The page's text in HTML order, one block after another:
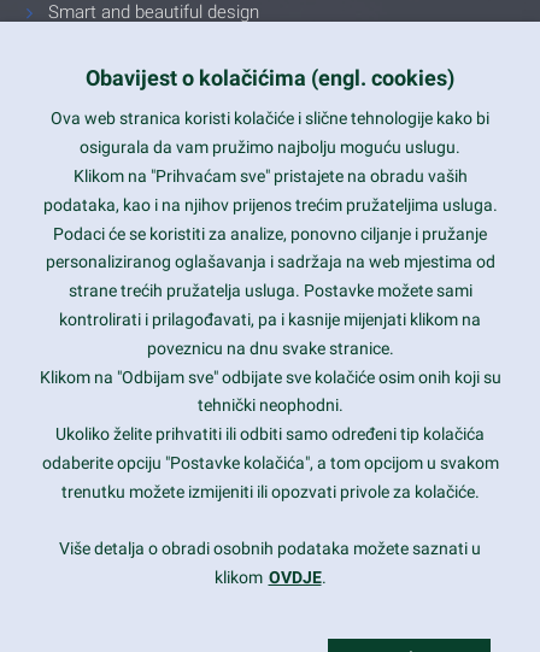
Smart and beautiful design
Latest trends and much more...
Contact Info
1600 Amphitheatre Parkway, Mountain View, CA 94043
prothemes.net@gmail.com
Daily: 9:00 am - 6:00 pm
Sunday: Closed
Copyright 2017FRESHFACE© All Rights Reserved
Obavijest o kolačićima (engl. cookies)
Ova web stranica koristi kolačiće i slične tehnologije kako bi
osigurala da vam pružimo najbolju moguću uslugu.
Klikom na "Prihvaćam sve" pristajete na obradu vaših
podataka, kao i na njihov prijenos trećim pružateljima usluga.
Podaci će se koristiti za analize, ponovno ciljanje i pružanje
personaliziranog oglašavanja i sadržaja na web mjestima od
strane trećih pružatelja usluga. Postavke možete sami
kontrolirati i prilagođavati, pa i kasnije mijenjati klikom na
poveznicu na dnu svake stranice.
Klikom na "Odbijam sve" odbijate sve kolačiće osim onih koji su
tehnički neophodni.
Ukoliko želite prihvatiti ili odbiti samo određeni tip kolačića
odaberite opciju "Postavke kolačića", a tom opcijom u svakom
trenutku možete izmijeniti ili opozvati privole za kolačiće.
Više detalja o obradi osobnih podataka možete saznati u
klikom OVDJE.